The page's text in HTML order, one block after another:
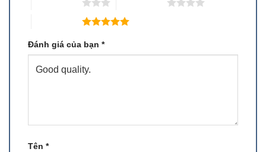
Đánh giá của bạn *
Tên *